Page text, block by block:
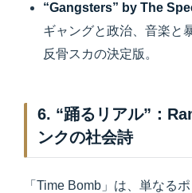
“Gangsters” by The
ギャングと政治、音楽と
反骨スカの決定版。
6. “踊るリアル”：
ンクの社会詩
「Time Bomb」は、単なる